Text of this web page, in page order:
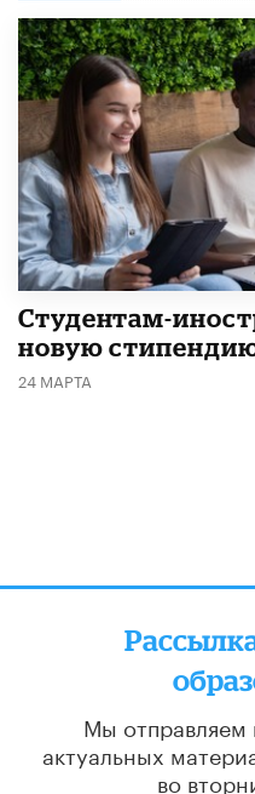
Студентам-
новую
24 МАРТА
Мы отправляем
актуальных
во